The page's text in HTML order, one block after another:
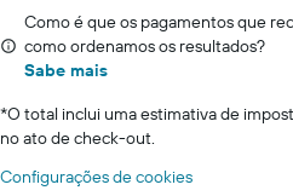
Como é que os pagamentos que
como ordenamos os resultados?
Sabe mais
*O total inclui uma estimativa de
no ato de check-out.
Configurações de cookies